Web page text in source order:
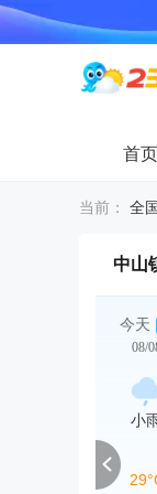
首页
当前： 全
中山
今天
08/
小